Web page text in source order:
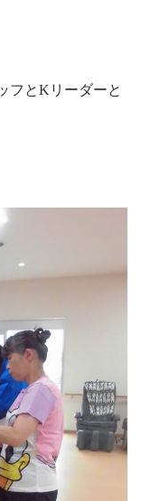
フとKリーダーと